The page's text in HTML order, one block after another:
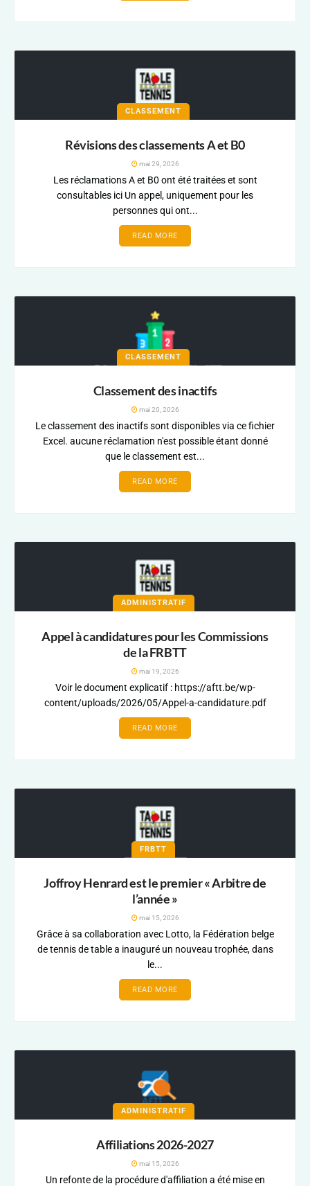
CLASSEMENT
Révisions des classements A et B0
mai 29, 2026
Les réclamations A et B0 ont été traitées et sont
consultables ici Un appel, uniquement pour les
personnes qui ont...
READ MORE
CLASSEMENT
Classement des inactifs
mai 20, 2026
Le classement des inactifs sont disponibles via ce fichier
Excel. aucune réclamation n'est possible étant donné
que le classement est...
READ MORE
ADMINISTRATIF
Appel à candidatures pour les Commissions
de la FRBTT
mai 19, 2026
Voir le document explicatif : https://aftt.be/wp-
content/uploads/2026/05/Appel-a-candidature.pdf
READ MORE
FRBTT
Joffroy Henrard est le premier « Arbitre de
l’année »
mai 15, 2026
Grâce à sa collaboration avec Lotto, la Fédération belge
de tennis de table a inauguré un nouveau trophée, dans
le...
READ MORE
ADMINISTRATIF
Affiliations 2026-2027
mai 15, 2026
Un refonte de la procédure d'affiliation a été mise en